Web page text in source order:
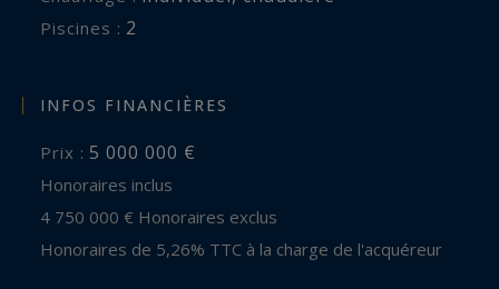
piscines : 2
INFOS FINANCIÈRES
Prix : 5 000 000 €
Honoraires inclus
4 750 000 € Honoraires exclus
Honoraires de 5,26% TTC à la charge de l'acquéreur